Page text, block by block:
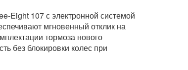
Eight 107 с электронной системой
мгновенный отклик на
тормоза нового
без блокировки колес при